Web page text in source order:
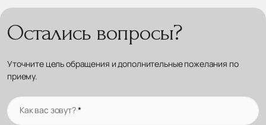
Остались вопросы?
Уточните цель обращения и дополнительные пожелания по
приему.
Как вас зовут?*